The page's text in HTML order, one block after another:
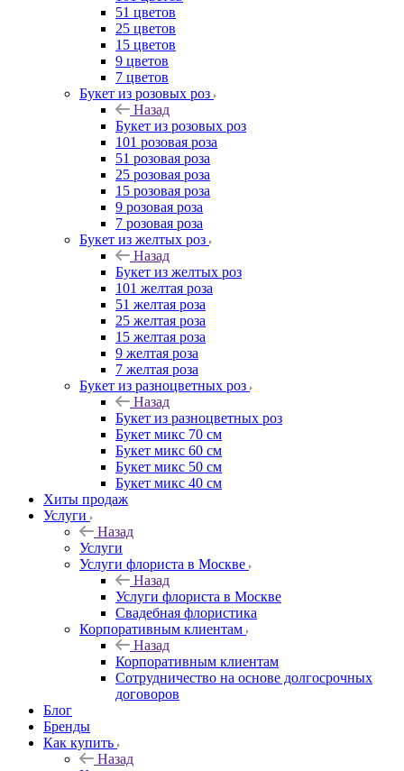
51 цветов
25 цветов
15 цветов
9 цветов
7 цветов
Букет из розовых роз
Назад
Букет из розовых роз
101 розовая роза
51 розовая роза
25 розовая роза
15 розовая роза
9 розовая роза
7 розовая роза
Букет из желтых роз
Назад
Букет из желтых роз
101 желтая роза
51 желтая роза
25 желтая роза
15 желтая роза
9 желтая роза
7 желтая роза
Букет из разноцветных роз
Назад
Букет из разноцветных роз
Букет микс 70 см
Букет микс 60 см
Букет микс 50 см
Букет микс 40 см
Хиты продаж
Услуги
Назад
Услуги
Услуги флориста в Москве
Назад
Услуги флориста в Москве
Свадебная флористика
Корпоративным клиентам
Назад
Корпоративным клиентам
Сотрудничество на основе долгосрочных
договоров
Блог
Бренды
Как купить
Назад